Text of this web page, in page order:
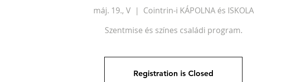
máj. 19., V
  |
Cointrin-i KÁPOLNA és ISKOLA
Szentmise és színes családi program.
Registration is Closed